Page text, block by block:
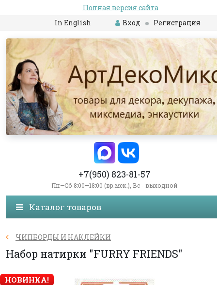
Полная версия сайта
In English
Вход Регистрация
+7(950) 823-81-57
Пн—Сб 8:00—18:00 (вр.мск.), Вс - выходной
Каталог товаров
ЧИПБОРДЫ И НАКЛЕЙКИ
Набор натирки "FURRY FRIENDS"
НОВИНКА!